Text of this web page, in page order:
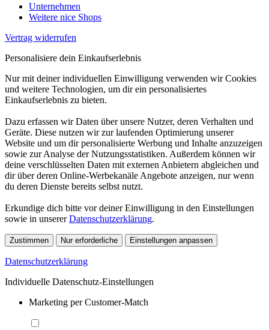
Unternehmen
Weitere nice Shops
Vertrag widerrufen
Personalisiere dein Einkaufserlebnis
Nur mit deiner individuellen Einwilligung verwenden wir Cookies
und weitere Technologien, um dir ein personalisiertes
Einkaufserlebnis zu bieten.
Dazu erfassen wir Daten über unsere Nutzer, deren Verhalten und
Geräte. Diese nutzen wir zur laufenden Optimierung unserer
Website und um dir personalisierte Werbung und Inhalte anzuzeigen
sowie zur Analyse der Nutzungsstatistiken. Außerdem können wir
deine verschlüsselten Daten mit externen Anbietern abgleichen und
dir über deren Online-Werbekanäle Angebote anzeigen, nur wenn
du deren Dienste bereits selbst nutzt.
Erkundige dich bitte vor deiner Einwilligung in den Einstellungen
sowie in unsererDatenschutzerklärung.
Zustimmen Nur erforderliche Einstellungen anpassen
Datenschutzerklärung
Individuelle Datenschutz-Einstellungen
Marketing per Customer-Match